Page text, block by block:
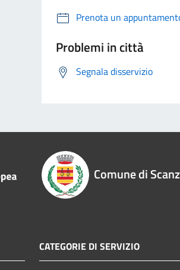
Prenota un
Problemi in città
Segnala disservizio
Comune di
CATEGORIE DI SERVIZIO